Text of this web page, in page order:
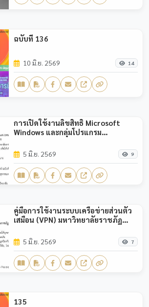
ฉบับที่ 136
10 มิ.ย. 2569 14
การเปิดใช้งานลิขสิทธิ์ Microsoft
Windows และกลุ่มโปรแกรม
กฎหมายด้วยระบบบริหารจัดการ
ลิขสิทธิ์ (Key Management Service -
KMS)
5 มิ.ย. 2569 9
คู่มือการใช้งานระบบเครือข่ายส่วนตัว
เสมือน (VPN) มหาวิทยาลัยราชภัฏ
5 มิ.ย. 2569 7
135